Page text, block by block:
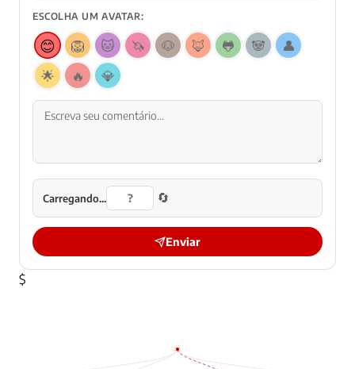
ESCOLHA UM AVATAR:
😊 🦁 🐱 🦄 🐶 🦊 🐸 🐼
👤
🌟
🔥 💎
Carregando... 🔄
Enviar
$